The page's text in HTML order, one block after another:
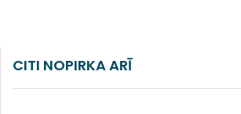
CITI NOPIRKA ARĪ